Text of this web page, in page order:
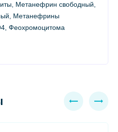
Метанефрин свободный,
Метанефрины
Феохромоцитома